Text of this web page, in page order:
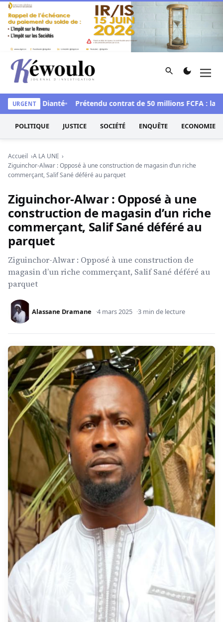
Aller au contenu
Kéwoulo, le premier site d'information et d'investigation
Rechercher
URGENT
Dianté Prétendu contrat de 50 millions FCFA : la
POLITIQUE JUSTICE SOCIÉTÉ ENQUÊTE ECONOMIE
Accueil
A LA UNE
Ziguinchor-Alwar : Opposé à une construction de magasin d’un riche
commerçant, Salif Sané déféré au parquet
Ziguinchor-Alwar : Opposé à une
construction de magasin d’un riche
commerçant, Salif Sané déféré au
parquet
Ziguinchor-Alwar : Opposé à une construction de
magasin d’un riche commerçant, Salif Sané déféré au
parquet
Alassane Dramane 4 mars 2025 3 min de lecture